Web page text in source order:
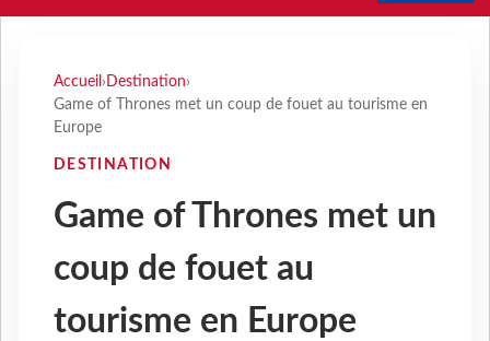
Accueil › Destination›
Game of Thrones met un coup de fouet au tourisme en
Europe
DESTINATION
Game of Thrones met un
coup de fouet au
tourisme en Europe